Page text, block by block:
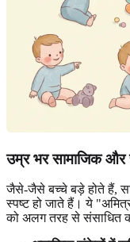
उम्र भर सामाजिक
जैसे-जैसे बच्चे बड़े होते हैं,
स्पष्ट हो जाते हैं। ये
को अलग तरह से संसाधित